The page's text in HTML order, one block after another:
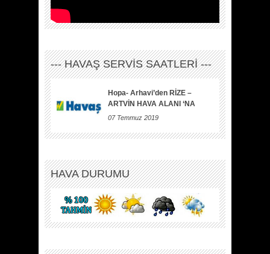
--- HAVAŞ SERVİS SAATLERİ ---
Hopa- Arhavi’den RİZE –
ARTVİN HAVA ALANI ‘NA
07 Temmuz 2019
HAVA DURUMU